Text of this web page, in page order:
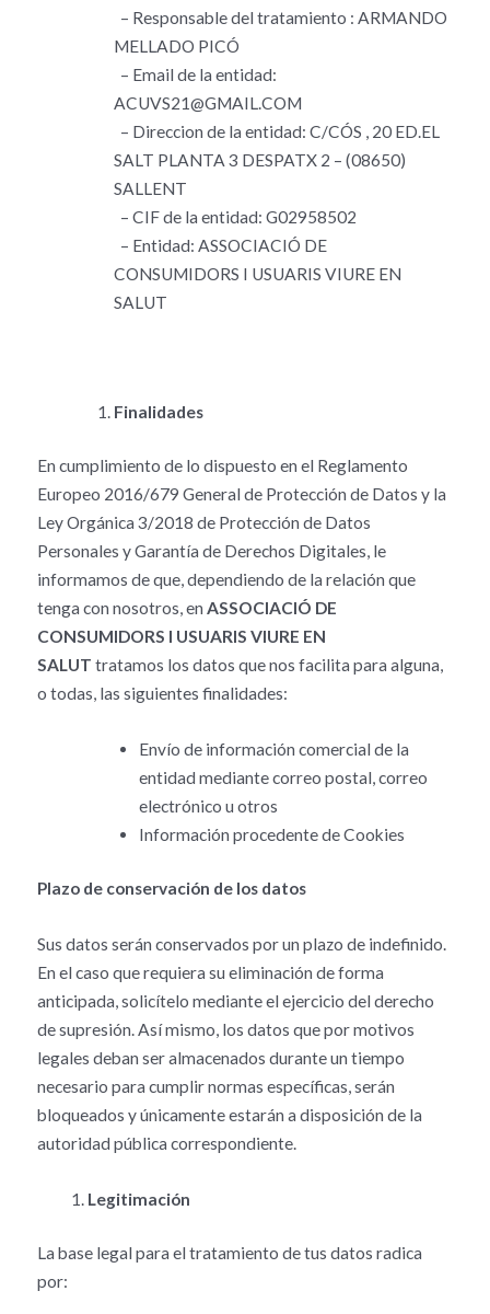
– Responsable del tratamiento : ARMANDO
MELLADO PICÓ
– Email de la entidad:
ACUVS21@GMAIL.COM
– Direccion de la entidad: C/CÓS , 20 ED.EL
SALT PLANTA 3 DESPATX 2 – (08650)
SALLENT
– CIF de la entidad: G02958502
– Entidad: ASSOCIACIÓ DE
CONSUMIDORS I USUARIS VIURE EN
SALUT
Finalidades
En cumplimiento de lo dispuesto en el Reglamento
Europeo 2016/679 General de Protección de Datos y la
Ley Orgánica 3/2018 de Protección de Datos
Personales y Garantía de Derechos Digitales, le
informamos de que, dependiendo de la relación que
tenga con nosotros, en ASSOCIACIÓ DE
CONSUMIDORS I USUARIS VIURE EN
SALUT tratamos los datos que nos facilita para alguna,
o todas, las siguientes finalidades:
Envío de información comercial de la
entidad mediante correo postal, correo
electrónico u otros
Información procedente de Cookies
Plazo de conservación de los datos
Sus datos serán conservados por un plazo de indefinido.
En el caso que requiera su eliminación de forma
anticipada, solicítelo mediante el ejercicio del derecho
de supresión. Así mismo, los datos que por motivos
legales deban ser almacenados durante un tiempo
necesario para cumplir normas específicas, serán
bloqueados y únicamente estarán a disposición de la
autoridad pública correspondiente.
Legitimación
La base legal para el tratamiento de tus datos radica
por: